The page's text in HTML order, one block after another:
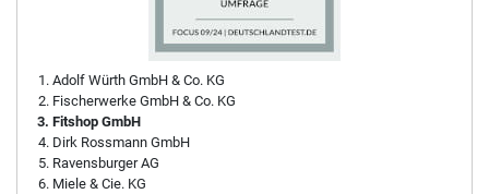
Adolf Würth GmbH & Co. KG
Fischerwerke GmbH & Co. KG
Fitshop GmbH
Dirk Rossmann GmbH
Ravensburger AG
Miele & Cie. KG